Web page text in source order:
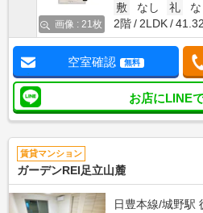
画像 : 21枚
敷
なし 礼
2階
2LDK
空室確認 無料
お店にLINE
賃貸マンション
ガーデンREI足立山麓
日豊本線/城野駅